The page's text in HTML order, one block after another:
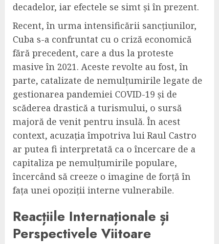
decadelor, iar efectele se simt și în prezent.
Recent, în urma intensificării sancțiunilor,
Cuba s-a confruntat cu o criză economică
fără precedent, care a dus la proteste
masive în 2021. Aceste revolte au fost, în
parte, catalizate de nemulțumirile legate de
gestionarea pandemiei COVID-19 și de
scăderea drastică a turismului, o sursă
majoră de venit pentru insulă. În acest
context, acuzația împotriva lui Raul Castro
ar putea fi interpretată ca o încercare de a
capitaliza pe nemulțumirile populare,
încercând să creeze o imagine de forță în
fața unei opoziții interne vulnerabile.
Reacțiile Internaționale și
Perspectivele Viitoare